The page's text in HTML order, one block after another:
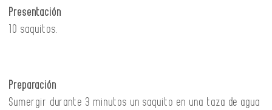
Presentación
10 saquitos.
Preparación
Sumergir durante 3 minutos un saquito en una taza de agua